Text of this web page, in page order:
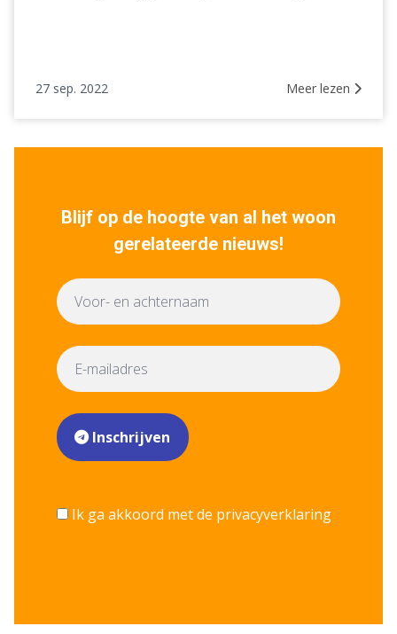
27 sep. 2022 Meer lezen
Blijf op de hoogte van al het woon
gerelateerde nieuws!
Inschrijven
Ik ga akkoord met de privacyverklaring